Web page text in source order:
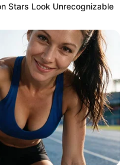
6 chevaux
Stars Look Unrecognizable